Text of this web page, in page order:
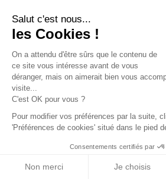
Salut c'est nous...
les Cookies !
On a attendu d'être sûrs que le contenu de
ce site vous intéresse avant de vous
déranger, mais on aimerait bien vous
visite...
C'est OK pour vous ?
Pour modifier vos préférences par la suite,
'Préférences de cookies' situé dans le pied
Consentements certifiés par
Non merci Je choisis
désirant devenir propriétaire de sa
Aucune condition de ressource n’est
Le taux d’intérêt est plafonné. Il est
prêt auprès des établissements
convention avec l’Etat.
Le prêt d’accession sociale (PAS)
Il s’agit d’un prêt immobilier accordé
des revenus modestes. Il sert avant
propriétaire de sa résidence
faut respecter les conditions de
fonction de la localisation du
TEMPS DE